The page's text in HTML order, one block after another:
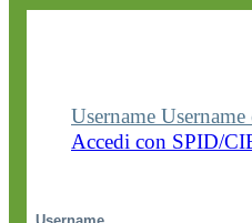
Username Username
Accedi con SPID/